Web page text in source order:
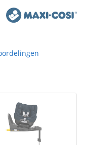
Authentic Blue
(Deze optie is